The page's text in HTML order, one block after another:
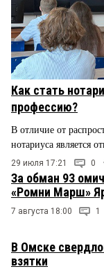
Как стать
профессию?
В отличие от
нотариуса является
29 июля 17:21 0
За обман 93
«Ромни Марш»
7 августа 18:00 1
В Омске
взятки